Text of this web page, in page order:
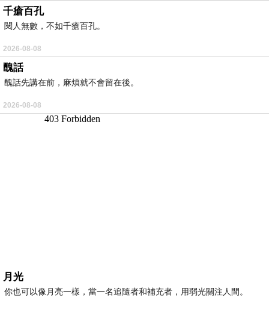
千瘡百孔
閱人無數，不如千瘡百孔。
2026-08-08
醜話
醜話先講在前，麻煩就不會留在後。
2026-08-08
月光
你也可以像月亮一樣，當一名追隨者和補充者，用弱光關注人間。